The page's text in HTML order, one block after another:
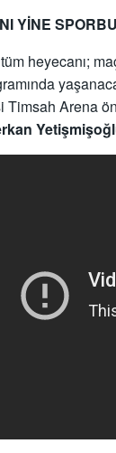
YİNE
heyecanı;
Timsah Arena